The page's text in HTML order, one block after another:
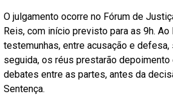
O julgamento ocorre no Fórum de
Reis, com início previsto para as 9h.
testemunhas, entre acusação e defesa,
seguida, os réus prestarão depoimento
debates entre as partes, antes da
Sentença.